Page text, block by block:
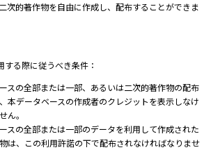
次的著作物を自由に作成し、配布することができま
る際に従うべき条件：
スの全部または一部、あるいは二次的著作物の配布
本データベースの作成者のクレジットを表示しなけ
ん。
スの全部または一部のデータを利用して作成された
は、この利用許諾の下で配布されなければなりませ